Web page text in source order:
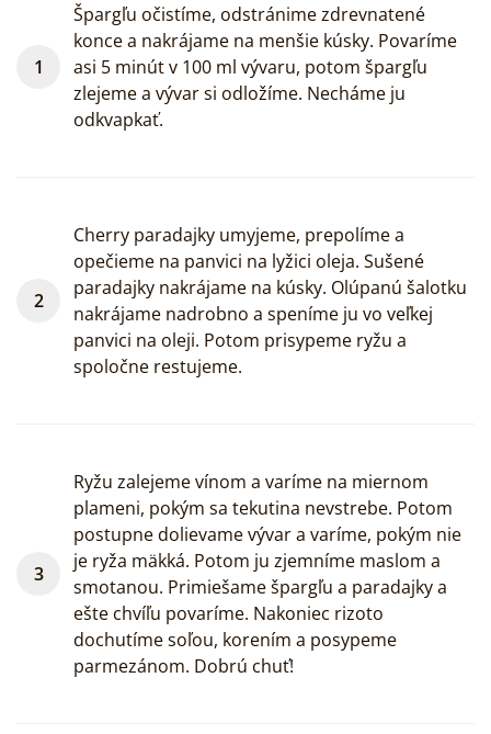
Špargľu očistíme, odstránime zdrevnatené
konce a nakrájame na menšie kúsky. Povaríme
asi 5 minút v 100 ml vývaru, potom špargľu
zlejeme a vývar si odložíme. Necháme ju
odkvapkať.
Cherry paradajky umyjeme, prepolíme a
opečieme na panvici na lyžici oleja. Sušené
paradajky nakrájame na kúsky. Olúpanú šalotku
nakrájame nadrobno a speníme ju vo veľkej
panvici na oleji. Potom prisypeme ryžu a
spoločne restujeme.
Ryžu zalejeme vínom a varíme na miernom
plameni, pokým sa tekutina nevstrebe. Potom
postupne dolievame vývar a varíme, pokým nie
je ryža mäkká. Potom ju zjemníme maslom a
smotanou. Primiešame špargľu a paradajky a
ešte chvíľu povaríme. Nakoniec rizoto
dochutíme soľou, korením a posypeme
parmezánom. Dobrú chuť!